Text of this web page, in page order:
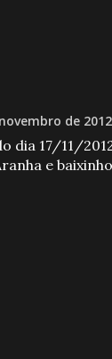
de
dia 17/11/
e